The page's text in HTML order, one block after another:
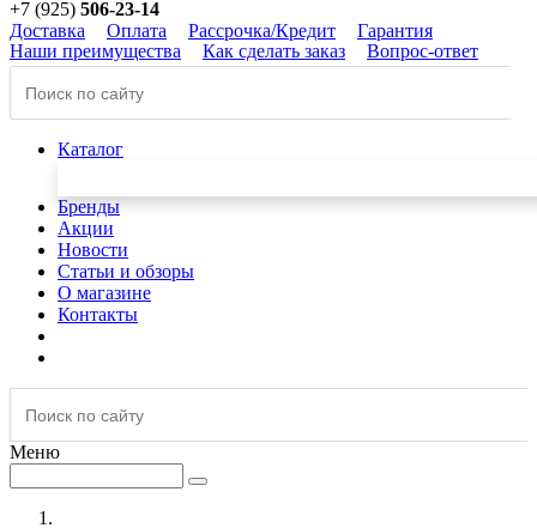
+7 (925) 506-23-14
Доставка
Оплата Рассрочка/Кредит
Гарантия
Наши преимущества
Как сделать заказ Вопрос-ответ
Каталог
Бренды
Акции
Новости
Статьи и обзоры
О магазине
Контакты
Меню